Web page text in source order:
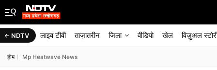
NDTV लाइव टीवी ताज़ातरीन जिला वीडियो खेल विज़ुअल
होम Mp Heatwave News